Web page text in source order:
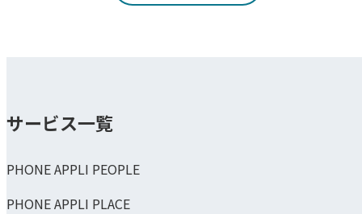
サービス一覧
PHONE APPLI PEOPLE
PHONE APPLI PLACE